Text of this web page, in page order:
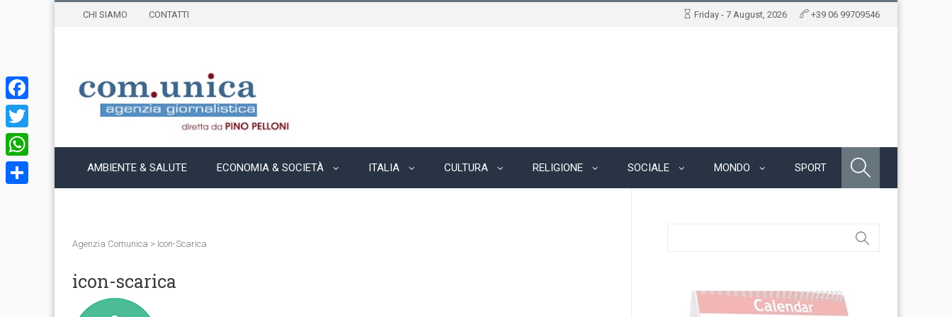
CHI SIAMO CONTATTI Friday - 7 August, 2026 +39 06 99709546
AMBIENTE & SALUTE ECONOMIA & SOCIETÀ ITALIA CULTURA RELIGIONE SOCIALE MONDO SPORT
Agenzia Comunica > Icon-Scarica
icon-scarica
Facebook
Twitter
WhatsApp